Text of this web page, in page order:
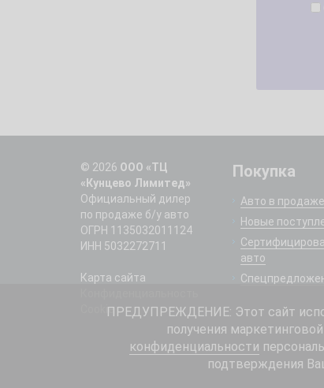
© 2026 ООО «ТЦ
«Кунцево Лимитед»
Официальный дилер
по продаже б/у авто
ОГРН 1135032011124
ИНН 5032272711
Карта сайта
Cookie
Покупка
Авто в продаже
Новые
авто
ПРЕДУПРЕЖДЕНИЕ: Этот сайт
получения
конфиденциальности
подтверждения